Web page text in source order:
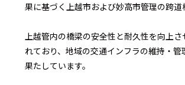
果に基づく上越市および妙高市管理の跨道
上越管内の橋梁の安全性と耐久性を向上
れており、地域の交通インフラの維持・管
果たしています。